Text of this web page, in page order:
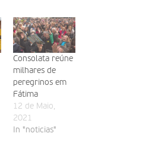
Consolata reúne
milhares de
peregrinos em
Fátima
12 de Maio,
2021
In "noticias"